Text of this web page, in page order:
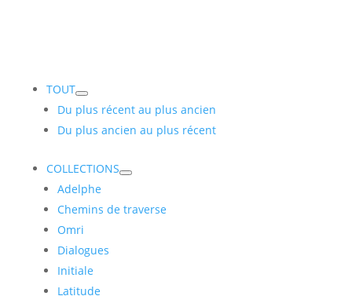
TOUT
Du plus récent au plus ancien
Du plus ancien au plus récent
COLLECTIONS
Adelphe
Chemins de traverse
Omri
Dialogues
Initiale
Latitude